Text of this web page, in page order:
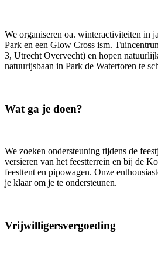
We organiseren oa. winteractiviteiten in
Park en een Glow Cross ism.
3, Utrecht Overvecht) en hopen
natuurijsbaan in Park de Watertoren te
Wat ga je doen?
We zoeken ondersteuning tijdens de
versieren van het feestterrein en bij de
feesttent en pipowagen. Onze
je klaar om je te ondersteunen.
Vrijwilligersvergoeding